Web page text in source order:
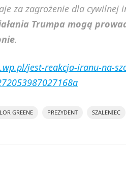
za zagrożenie dla cywilnej
Trumpa mogą
.
jest-reakcja-iranu-na-
GREENE PREZYDENT SZALENIEC